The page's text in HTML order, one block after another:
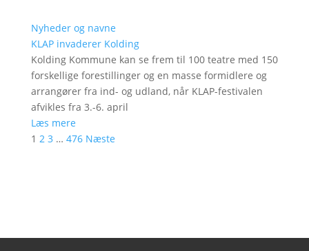
Nyheder og navne
KLAP invaderer Kolding
Kolding Kommune kan se frem til 100 teatre med 150
forskellige forestillinger og en masse formidlere og
arrangører fra ind- og udland, når KLAP-festivalen
afvikles fra 3.-6. april
Læs mere
1 2 3 … 476 Næste